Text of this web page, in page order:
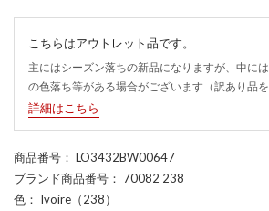
こちらはアウトレット品です。
主にはシーズン落ちの新品になりますが、中に
の色落ち等がある場合がございます（訳あり品を
詳細はこちら
商品番号 ： LO3432BW00647
ブランド商品番号 ： 70082 238
色 ： Ivoire（238）